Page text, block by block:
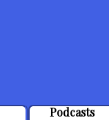
Podcasts